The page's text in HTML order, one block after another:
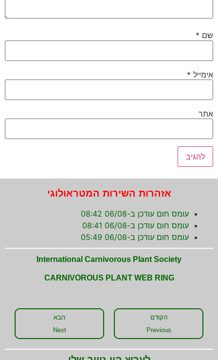
שם *
אימייל *
אתר
אזהרות השירות המטראולוגי
עומס חום עודכן ב-06/08 08:42
עומס חום עודכן ב-06/08 08:41
עומס חום עודכן ב-06/08 05:49
International Carnivorous Plant Society
CARNIVOROUS PLANT WEB RING
הקודם
Previous
הבא
Next